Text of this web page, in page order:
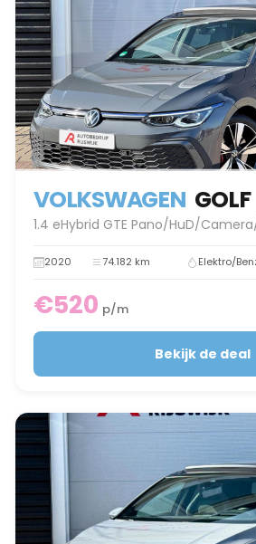
VOLKSWAGEN GOLF
1.4 eHybrid GTE Pano/HuD/
2020 74.182 km Elektro/
€520 p/m
Bekijk de deal